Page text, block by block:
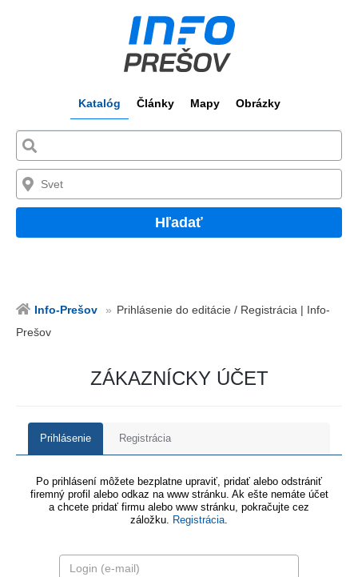
Katalóg Články Mapy Obrázky
Hľadať
Info-Prešov
Prihlásenie do editácie / Registrácia | Info-
Prešov
ZÁKAZNÍCKY ÚČET
Prihlásenie Registrácia
Po prihlásení môžete bezplatne upraviť, pridať alebo odstrániť
firemný profil alebo odkaz na www stránku. Ak ešte nemáte účet
a chcete pridať firmu alebo www stránku, pokračujte cez
záložku. Registrácia.